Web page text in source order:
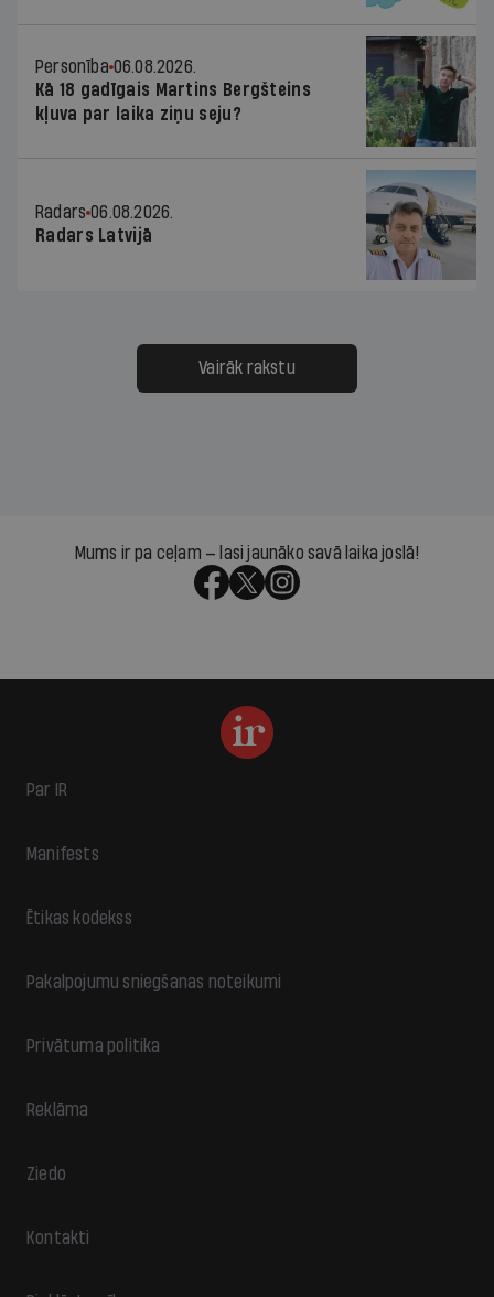
Personība 06.08.2026.
Kā 18 gadīgais Martins Bergšteins
kļuva par laika ziņu seju?
Radars 06.08.2026.
Radars Latvijā
Vairāk rakstu
Mums ir pa ceļam — lasi jaunāko savā laika joslā!
Par IR
Manifests
Ētikas kodekss
Pakalpojumu sniegšanas noteikumi
Privātuma politika
Reklāma
Ziedo
Kontakti